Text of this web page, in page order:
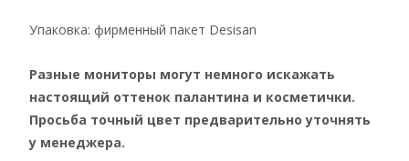
Упаковка: фирменный пакет Desisan
Разные мониторы могут немного искажать
настоящий оттенок палантина и косметички.
Просьба точный цвет предварительно уточнять
у менеджера.